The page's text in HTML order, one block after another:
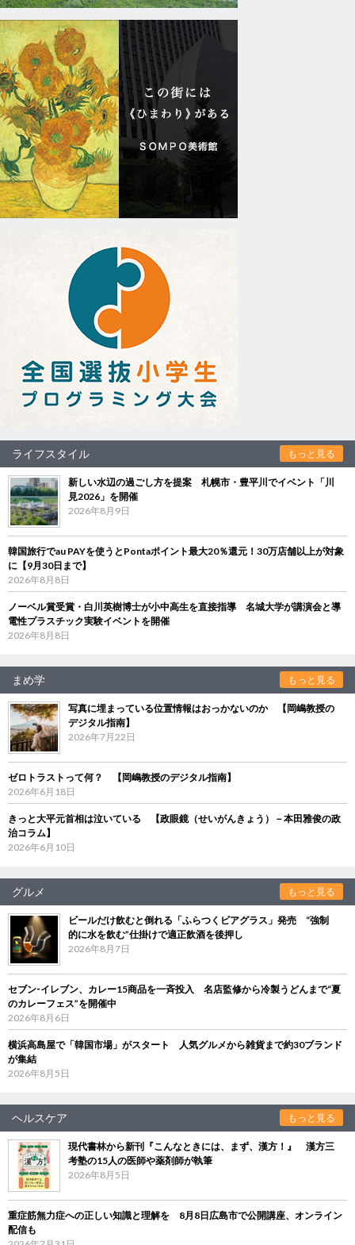
ライフスタイル もっと見る
新しい水辺の過ごし方を提案 札幌市・豊平川でイベント「川
見2026」を開催
2026年8月9日
韓国旅行でau PAYを使うとPontaポイント最大20％還元！30万店舗以上が対象
に【9月30日まで】
2026年8月8日
ノーベル賞受賞・白川英樹博士が小中高生を直接指導 名城大学が講演会と導
電性プラスチック実験イベントを開催
2026年8月8日
まめ学 もっと見る
写真に埋まっている位置情報はおっかないのか 【岡嶋教授の
デジタル指南】
2026年7月22日
ゼロトラストって何？ 【岡嶋教授のデジタル指南】
2026年6月18日
きっと大平元首相は泣いている 【政眼鏡（せいがんきょう）－本田雅俊の政
治コラム】
2026年6月10日
グルメ もっと見る
ビールだけ飲むと倒れる「ふらつくビアグラス」発売 “強制
的に水を飲む”仕掛けで適正飲酒を後押し
2026年8月7日
セブン‐イレブン、カレー15商品を一斉投入 名店監修から冷製うどんまで“夏
のカレーフェス”を開催中
2026年8月6日
横浜高島屋で「韓国市場」がスタート 人気グルメから雑貨まで約30ブランド
が集結
2026年8月5日
ヘルスケア もっと見る
現代書林から新刊『こんなときには、まず、漢方！』 漢方三
考塾の15人の医師や薬剤師が執筆
2026年8月5日
重症筋無力症への正しい知識と理解を 8月8日広島市で公開講座、オンライン
配信も